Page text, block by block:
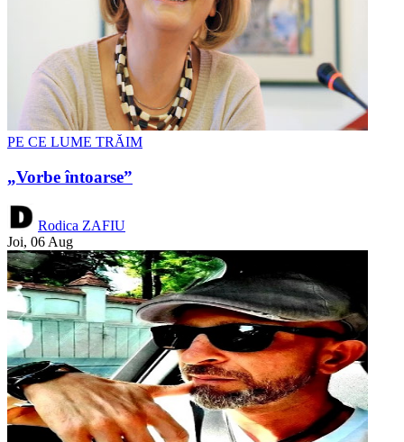
PE CE LUME TRĂIM
„Vorbe întoarse”
Rodica ZAFIU
Joi, 06 Aug